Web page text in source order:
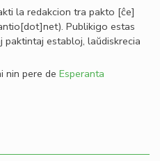
la redakcion tra pakto [ĉe]
. Publikigo estas
establoj, laŭdiskrecia
nin pere de Esperanta